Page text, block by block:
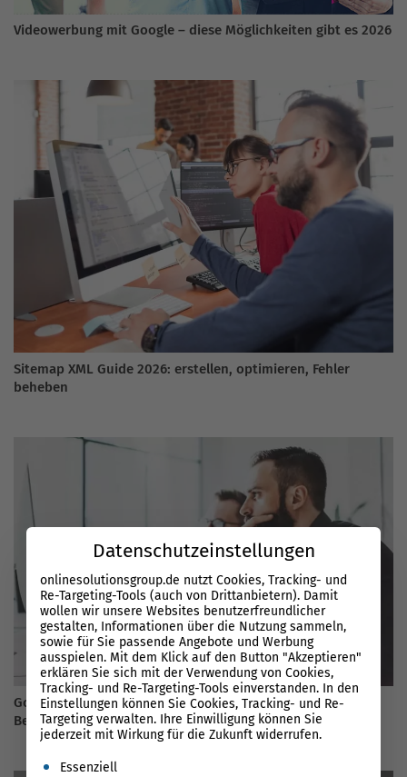
Videowerbung mit Google – diese Möglichkeiten gibt es 2026
Sitemap XML Guide 2026: erstellen, optimieren, Fehler
beheben
Google Analytics Anleitung: Die wichtigsten Begriffe und
Berichte erklärt
Datenschutzeinstellungen
onlinesolutionsgroup.de nutzt Cookies, Tracking- und
Re-Targeting-Tools (auch von Drittanbietern). Damit
wollen wir unsere Websites benutzerfreundlicher
gestalten, Informationen über die Nutzung sammeln,
sowie für Sie passende Angebote und Werbung
ausspielen. Mit dem Klick auf den Button "Akzeptieren"
erklären Sie sich mit der Verwendung von Cookies,
Tracking- und Re-Targeting-Tools einverstanden. In den
Einstellungen können Sie Cookies, Tracking- und Re-
Targeting verwalten. Ihre Einwilligung können Sie
jederzeit mit Wirkung für die Zukunft widerrufen.
Es folgt eine Liste der Service-Gruppen, für die eine
Essenziell